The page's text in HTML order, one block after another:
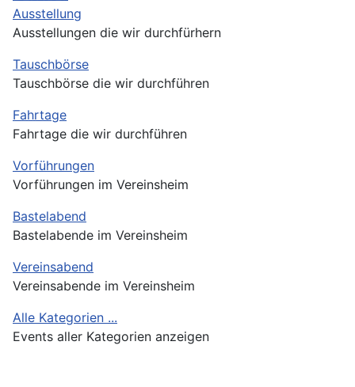
Ausstellung
Ausstellungen die wir durchfürhern
Tauschbörse
Tauschbörse die wir durchführen
Fahrtage
Fahrtage die wir durchführen
Vorführungen
Vorführungen im Vereinsheim
Bastelabend
Bastelabende im Vereinsheim
Vereinsabend
Vereinsabende im Vereinsheim
Alle Kategorien ...
Events aller Kategorien anzeigen